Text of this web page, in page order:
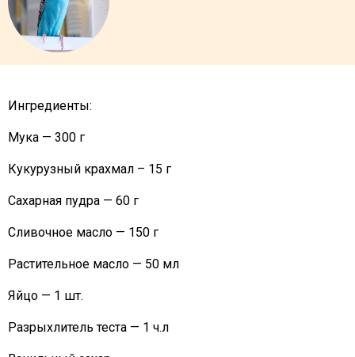
Ингредиенты:
Мука — 300 г
Кукурузный крахмал – 15 г
Сахарная пудра — 60 г
Сливочное масло — 150 г
Растительное масло — 50 мл
Яйцо — 1 шт.
Разрыхлитель теста — 1 ч.л